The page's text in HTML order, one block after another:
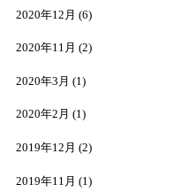
2020年12月 (6)
2020年11月 (2)
2020年3月 (1)
2020年2月 (1)
2019年12月 (2)
2019年11月 (1)